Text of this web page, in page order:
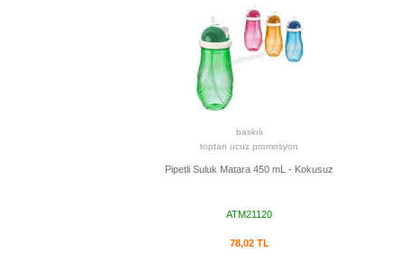
baskılı
toptan ucuz promosyon
Pipetli Suluk Matara 450 mL - Kokusuz
ATM21120
78,02 TL